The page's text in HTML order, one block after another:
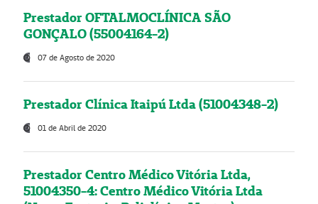
Prestador OFTALMOCLÍNICA SÃO
GONÇALO (55004164-2)
07 de Agosto de 2020
Prestador Clínica Itaipú Ltda (51004348-2)
01 de Abril de 2020
Prestador Centro Médico Vitória Ltda,
51004350-4: Centro Médico Vitória Ltda